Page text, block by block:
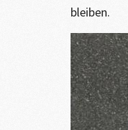
bleiben.